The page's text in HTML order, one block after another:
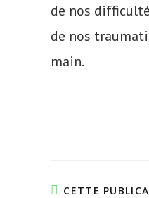
de nos
de nos
main.
CETTE